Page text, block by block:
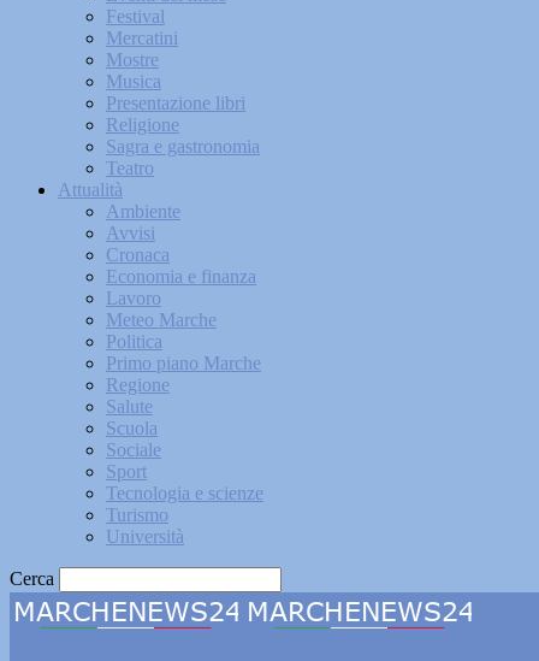
Festival
Mercatini
Mostre
Musica
Presentazione libri
Religione
Sagra e gastronomia
Teatro
Attualità
Ambiente
Avvisi
Cronaca
Economia e finanza
Lavoro
Meteo Marche
Politica
Primo piano Marche
Regione
Salute
Scuola
Sociale
Sport
Tecnologia e scienze
Turismo
Università
Cerca